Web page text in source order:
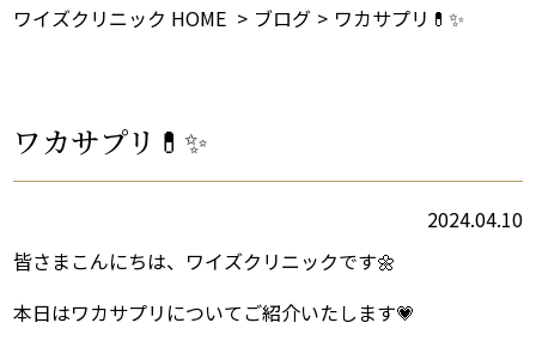
ワイズクリニック HOME ブログ ワカサプリ💊✨
ワカサプリ💊✨
2024.04.10
皆さまこんにちは、ワイズクリニックです🌼
本日はワカサプリについてご紹介いたします💗